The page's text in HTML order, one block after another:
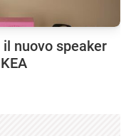
il nuovo speaker